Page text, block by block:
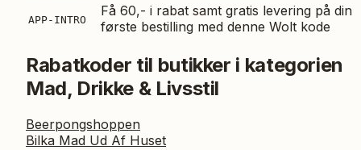
APP-INTRO
Få 60,- i rabat samt gratis levering på din
første bestilling med denne Wolt kode
Rabatkoder til butikker i kategorien
Mad, Drikke & Livsstil
Beerpongshoppen
Bilka Mad Ud Af Huset